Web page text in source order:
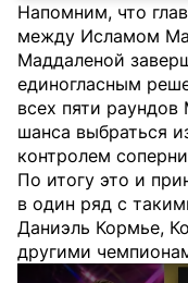
Напомним, что
между Исламом
Маддаленой
единогласным
всех пяти раундов
шанса выбраться
контролем
По итогу это и
в один ряд с
Даниэль Кормье,
другими